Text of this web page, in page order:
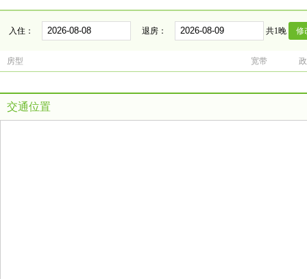
入住： 退房： 共1晚
房型 宽带
交通位置